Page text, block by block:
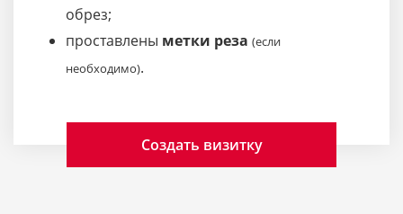
обрез;
проставлены метки реза (если
необходимо).
Создать визитку